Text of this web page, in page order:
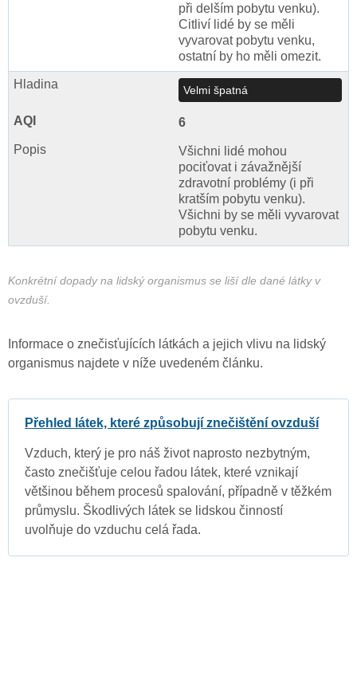
při delším pobytu venku).
Citliví lidé by se měli
vyvarovat pobytu venku,
ostatní by ho měli omezit.
Velmi špatná
6
Všichni lidé mohou
pociťovat i závažnější
zdravotní problémy (i při
kratším pobytu venku).
Všichni by se měli vyvarovat
pobytu venku.
Konkrétní dopady na lidský organismus se liší dle dané látky v
ovzduší.
Informace o znečisťujících látkách a jejich vlivu na lidský
organismus najdete v níže uvedeném článku.
Přehled látek, které způsobují znečištění ovzduší
Vzduch, který je pro náš život naprosto nezbytným,
často znečišťuje celou řadou látek, které vznikají
většinou během procesů spalování, případně v těžkém
průmyslu. Škodlivých látek se lidskou činností
uvolňuje do vzduchu celá řada.